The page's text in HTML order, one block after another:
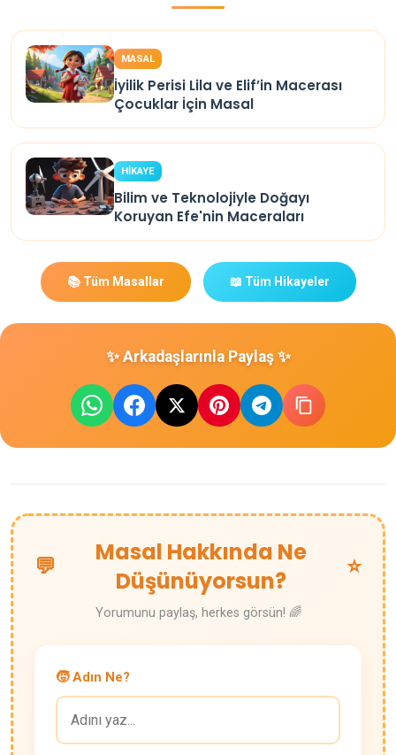
MASAL
İyilik Perisi Lila ve Elif’in Macerası
Çocuklar İçin Masal
HİKAYE
Bilim ve Teknolojiyle Doğayı
Koruyan Efe'nin Maceraları
📚 Tüm Masallar 📖 Tüm Hikayeler
✨ Arkadaşlarınla Paylaş ✨
💬
Masal Hakkında Ne
Düşünüyorsun?
⭐
Yorumunu paylaş, herkes görsün! 🌈
🧒 Adın Ne?